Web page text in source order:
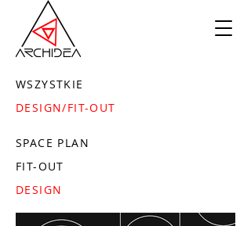
WSZYSTKIE
DESIGN/FIT-OUT
SPACE PLAN
FIT-OUT
DESIGN